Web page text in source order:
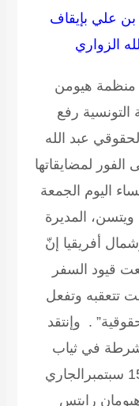
علي بإيقاف
الزواري
هيومن
رفع
عبد الله
لمضايقاتها
اليوم الجمعة
ليا ويتسن، المديرة
أفريقيا إنّ
قيود السفر
تتعقبه وتفعل
. وإنتقد
في ثياب
مدنية بالقبض على الزواري يوم 15 سبتمبرالجاري
رايتس